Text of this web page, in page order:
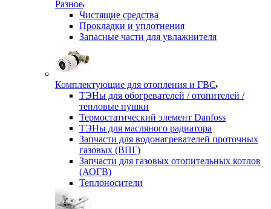
Разное
Чистящие средства
Прокладки и уплотнения
Запасные части для увлажнителя
Комплектующие для отопления и ГВС
ТЭНы для обогревателей / отопителей /
тепловые пушки
Термостатический элемент Danfoss
ТЭНы для масляного радиатора
Запчасти для водонагревателей проточных
газовых (ВПГ)
Запчасти для газовых отопительных котлов
(АОГВ)
Теплоносители